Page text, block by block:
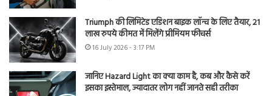
Triumph की लिमिटेड एडिशन बाइक लॉन्च के लिए तैयार, 21
लाख रुपये कीमत में मिलेंगे प्रीमियम फीचर्स
16 July 2026 - 3:17 PM
जानिए Hazard Light का क्या काम है, कब और कैसे करें
इसका इस्तेमाल, ज्यादातर लोग नहीं जानते सही तरीका